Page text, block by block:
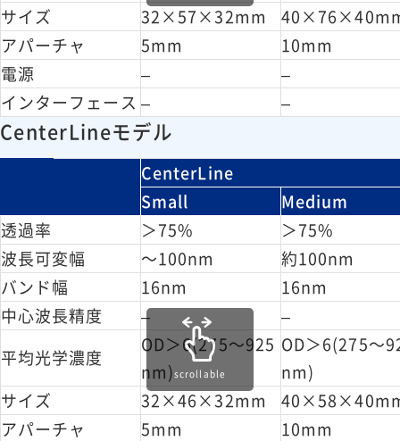
サイズ
32×57×32mm
アパーチャ
5mm
10mm
電源
–
–
インターフェース – –
CenterLineモデル
CenterLine
Small
Medium
透過率
＞75%
＞75%
波長可変幅
～100nm
約100nm
バンド幅
16nm
16nm
中心波長精度
–
–
平均光学濃度
OD＞6(275～925
nm)
OD＞6(275～
nm)
サイズ
32×46×32mm
アパーチャ
5mm
10mm
scrollable